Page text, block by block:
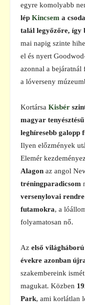
egyre komolyabb
lép Kincsem a
talál legyőzőre, így
mai napig szinte
el és nyert
azonnal a bejáratnál
a lóverseny
Kortársa Kisbér
magyar
leghíresebb galopp
Ilyen előzmények
Elemér
Alagon az angol
tréningparadicsom
versenylovai
futamokra, a
folyamatosan nő.
Az első
évekre azonban
szakembereink ismét
magukat. Közben
Park, ami korlátlan